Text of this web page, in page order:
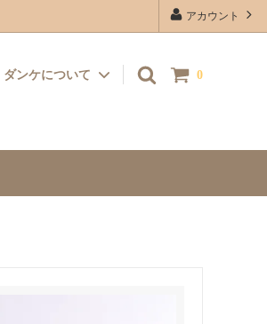
アカウント
0
ダンケについて